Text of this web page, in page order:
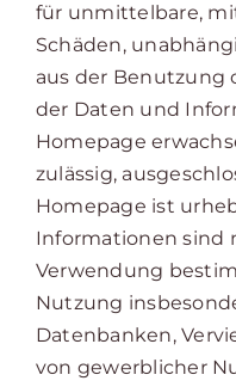
für unmittelbare,
Schäden,
aus der Benutzung
der Daten und
Homepage
zulässig,
Homepage ist
Informationen sind
Verwendung
Nutzung
Datenbanken,
von gewerblicher